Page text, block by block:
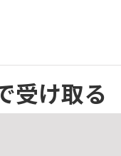
受け取る